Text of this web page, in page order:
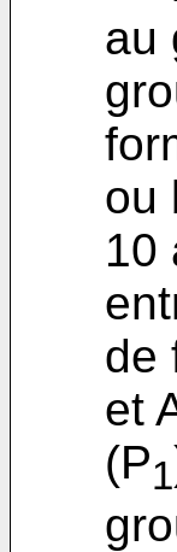
au
ou
10
de
et
(P1